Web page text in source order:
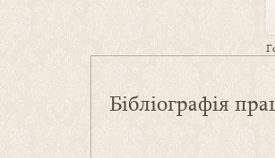
Бібліографія